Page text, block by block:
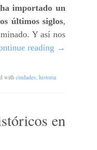
importado un
últimos siglos,
Y así nos
reading →
with ciudades historia
en